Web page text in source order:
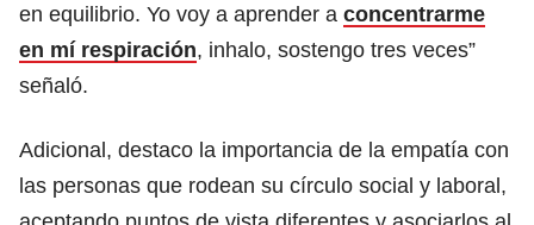
en equilibrio. Yo voy a aprender a concentrarme
en mí respiración, inhalo, sostengo tres veces”
señaló.
Adicional, destaco la importancia de la empatía con
las personas que rodean su círculo social y laboral,